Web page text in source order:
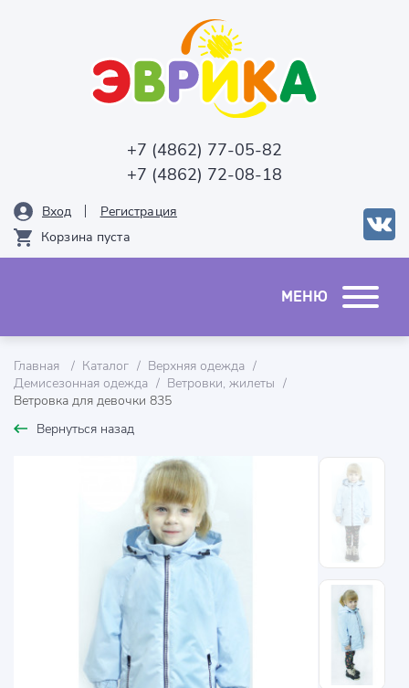
+7 (4862) 77-05-82
+7 (4862) 72-08-18
Вход
Рeгистрация
Корзина пуста
Главная Каталог
Верхняя одежда
Демисезонная одежда
Ветровки, жилеты
Ветровка для девочки 835
Вернуться назад